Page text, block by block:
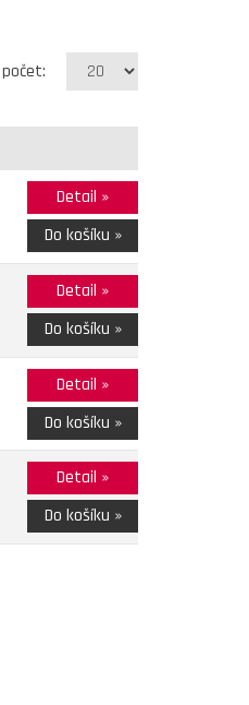
počet:
Detail »
Do košíku »
Detail »
Do košíku »
Detail »
Do košíku »
Detail »
Do košíku »